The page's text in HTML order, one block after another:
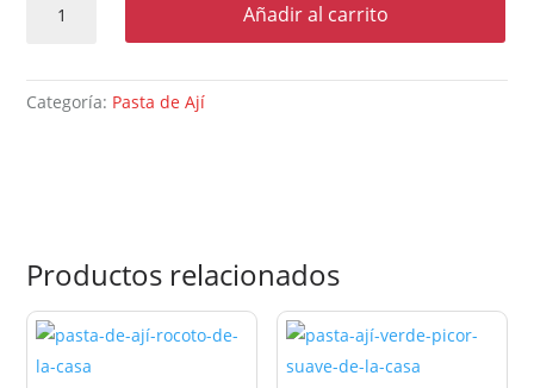
Cacho
de
Añadir al carrito
Categoría: Pasta de Ají
Productos relacionados